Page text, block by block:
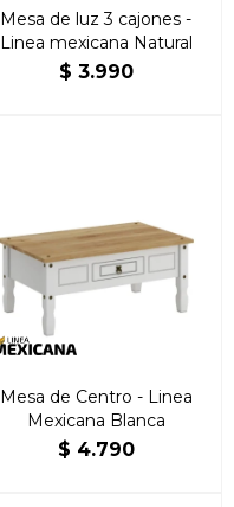
Mesa de luz 3 cajones -
Linea mexicana Natural
$ 3.990
Mesa de Centro - Linea
Mexicana Blanca
$ 4.790